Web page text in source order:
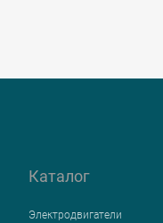
Каталог
Электродвигатели